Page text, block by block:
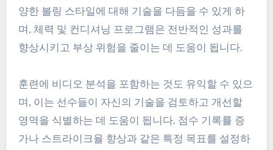
양한 볼링 스타일에 대해 기술을 다듬을 수 있게 하
며, 체력 및 컨디셔닝 프로그램은 전반적인 성과를
향상시키고 부상 위험을 줄이는 데 도움이 됩니다.
훈련에 비디오 분석을 포함하는 것도 유익할 수 있으
며, 이는 선수들이 자신의 기술을 검토하고 개선할
영역을 식별하는 데 도움이 됩니다. 점수 기록률 증
가나 스트라이크율 향상과 같은 특정 목표를 설정하